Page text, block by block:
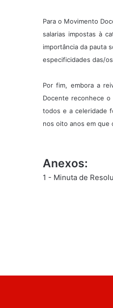
Para o Movimento
salarias impostas à
importância da pauta
especificidades das/
Por fim, embora a
Docente reconhece o
todos e a celeridade
nos oito anos em que
Anexos:
1 - Minuta de